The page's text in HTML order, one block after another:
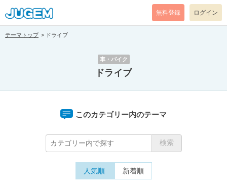
無料登録 ログイン
テーマトップ ドライブ
車・バイク
ドライブ
このカテゴリー内のテーマ
人気順 新着順